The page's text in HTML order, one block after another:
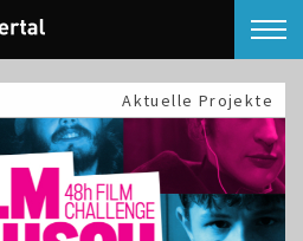
Aktuelle Projekte